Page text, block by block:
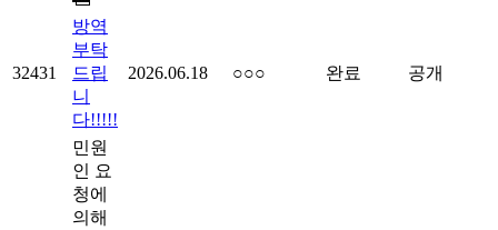
32431
방역
부탁
드립
니
다!!!!!
2026.06.18 ○○○ 완료 공개
민원
인 요
청에
의해